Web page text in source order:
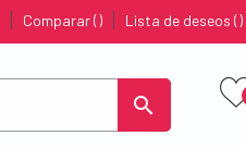
Lista de deseos
Comparar
